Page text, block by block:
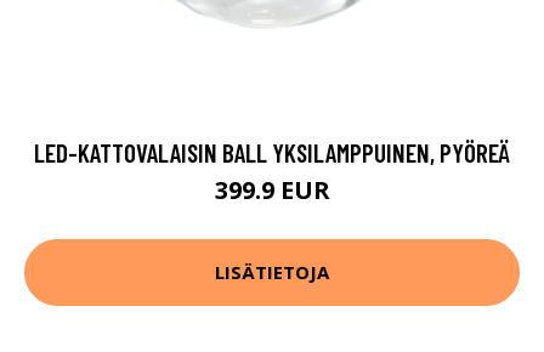
LED-KATTOVALAISIN BALL YKSILAMPPUINEN, PYÖREÄ
399.9 EUR
LISÄTIETOJA